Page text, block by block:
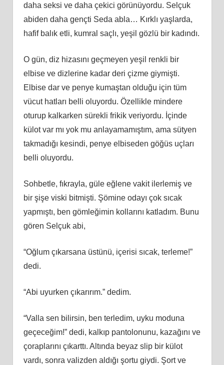
daha seksi ve daha çekici görünüyordu. Selçuk
abiden daha gençti Seda abla… Kırklı yaşlarda,
hafif balık etli, kumral saçlı, yeşil gözlü bir kadındı.
O gün, diz hizasını geçmeyen yeşil renkli bir
elbise ve dizlerine kadar deri çizme giymişti.
Elbise dar ve penye kumaştan olduğu için tüm
vücut hatları belli oluyordu. Özellikle mindere
oturup kalkarken sürekli frikik veriyordu. İçinde
külot var mı yok mu anlayamamıştım, ama sütyen
takmadığı kesindi, penye elbiseden göğüs uçları
belli oluyordu.
Sohbetle, fıkrayla, güle eğlene vakit ilerlemiş ve
bir şişe viski bitmişti. Şömine odayı çok sıcak
yapmıştı, ben gömleğimin kollarını katladım. Bunu
gören Selçuk abi,
“Oğlum çıkarsana üstünü, içerisi sıcak, terleme!”
dedi.
“Abi uyurken çıkarırım.” dedim.
“Valla sen bilirsin, ben terledim, uyku moduna
geçeceğim!” dedi, kalkıp pantolonunu, kazağını ve
çoraplarını çıkarttı. Altında beyaz slip bir külot
vardı, sonra valizden aldığı şortu giydi. Şort ve